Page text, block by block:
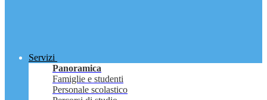
Servizi
Panoramica
Famiglie e studenti
Personale scolastico